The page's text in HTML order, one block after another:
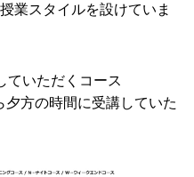
業スタイルを設けていま
ていただくコース
夕方の時間に受講していた